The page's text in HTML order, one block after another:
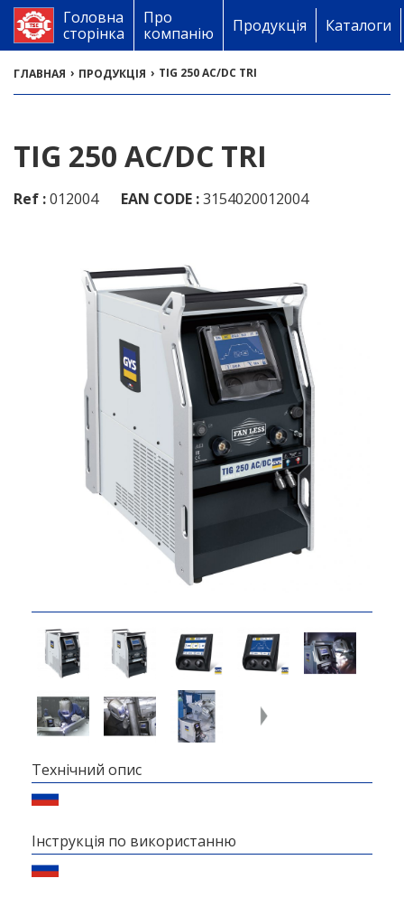
Головна
сторінка
Про
компанію
Продукція Каталоги
ГЛАВНАЯ › ПРОДУКЦІЯ › TIG 250 AC/DC TRI
TIG 250 AC/DC TRI
Ref :012004 EAN CODE :3154020012004
Технічний опис
Інструкція по використанню